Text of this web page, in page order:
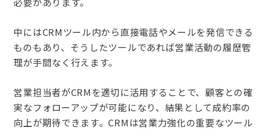
中にはCRMツール内から直接電話やメールを発信できる
ものもあり、そうしたツールであれば営業活動の履歴管
理が手間なく行えます。
営業担当者がCRMを適切に活用することで、顧客との確
実なフォローアップが可能になり、結果として成約率の
向上が期待できます。CRMは営業力強化の重要なツール